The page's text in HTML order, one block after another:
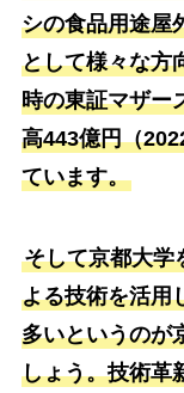
シの食品用途屋
として様々な方
時の東証マザー
高443億円（
ています。
そして京都大学
よる技術を活用
多いというのが
しょう。技術革